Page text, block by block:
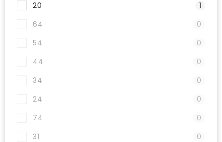
20
1
64
0
54
0
44
0
34
0
24
0
74
0
31
0